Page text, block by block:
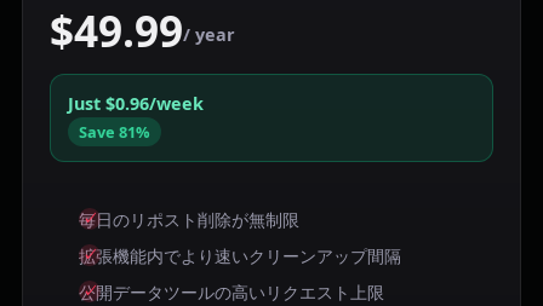
$49.99/ year
Just $0.96/week
Save 81%
毎日のリポスト削除が無制限
拡張機能内でより速いクリーンアップ間隔
公開データツールの高いリクエスト上限